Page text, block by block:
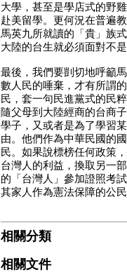
大學，甚至是學店式的野
赴美留學。更何況在普遍
馬英九所就讀的「貴」族
大陸的台生就必須面對不
最後，我們要剴切地呼籲
數人民的唾棄，才有所謂
民，套一句民進黨式的民
隨父母到大陸經商的台商
學子，又或者是為了學習
由。他們作為中華民國的
民。如果說標榜任何政策
台灣人的利益，換取另一
的「台灣人」參加證照考
其家人作為憲法保障的公
相關分類
相關文件